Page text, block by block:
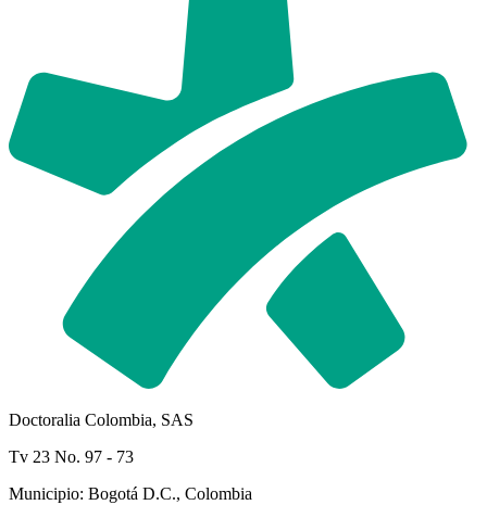
Doctoralia Colombia, SAS
Tv 23 No. 97 - 73
Municipio: Bogotá D.C., Colombia